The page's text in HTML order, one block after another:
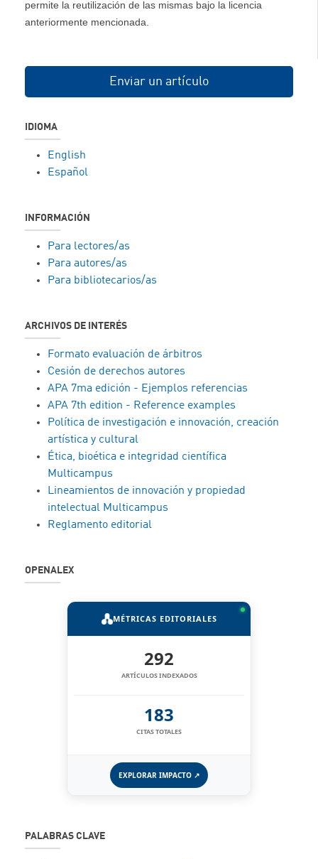
permite la reutilización de las mismas bajo la licencia
anteriormente mencionada.
Enviar un artículo
IDIOMA
English
Español
INFORMACIÓN
Para lectores/as
Para autores/as
Para bibliotecarios/as
ARCHIVOS DE INTERÉS
Formato evaluación de árbitros
Cesión de derechos autores
APA 7ma edición - Ejemplos referencias
APA 7th edition - Reference examples
Política de investigación e innovación, creación
artística y cultural
Ética, bioética e integridad científica
Multicampus
Lineamientos de innovación y propiedad
intelectual Multicampus
Reglamento editorial
OPENALEX
MÉTRICAS EDITORIALES
292
ARTÍCULOS INDEXADOS
183
CITAS TOTALES
EXPLORAR IMPACTO ↗
PALABRAS CLAVE